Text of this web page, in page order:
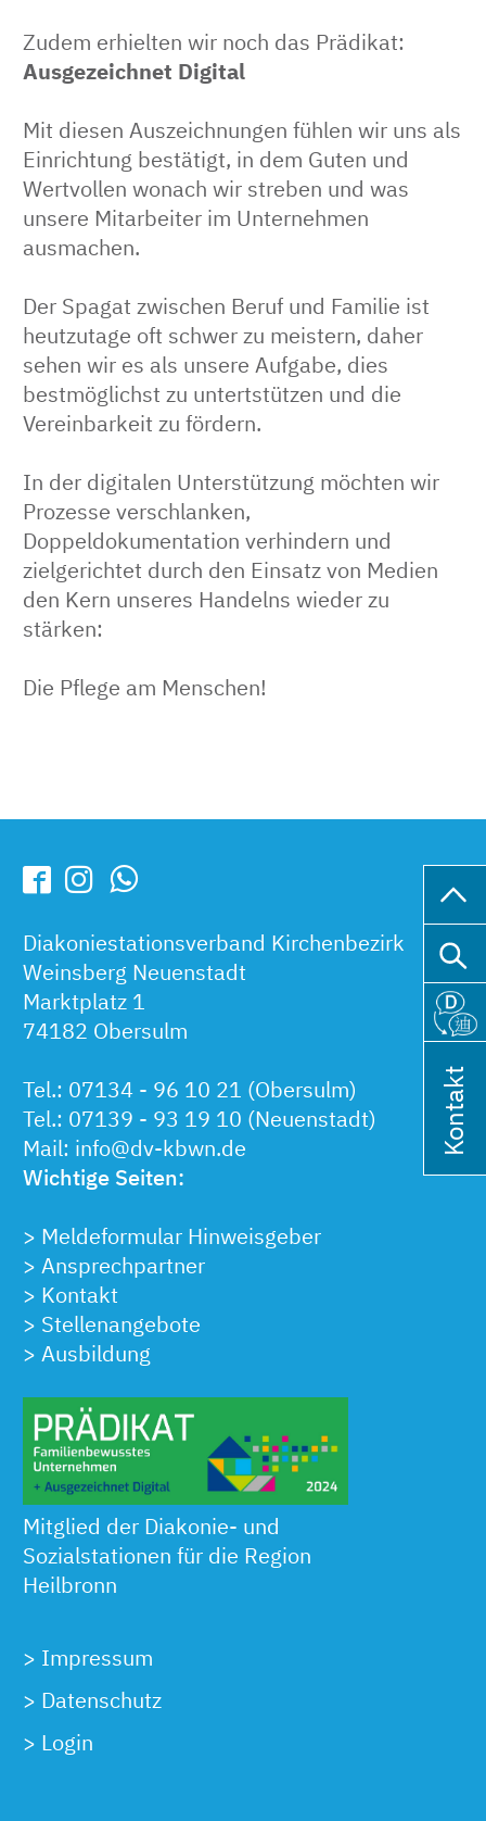
Zudem erhielten wir noch das Prädikat:
Ausgezeichnet Digital
Mit diesen Auszeichnungen fühlen wir uns als
Einrichtung bestätigt, in dem Guten und
Wertvollen wonach wir streben und was
unsere Mitarbeiter im Unternehmen
ausmachen.
Der Spagat zwischen Beruf und Familie ist
heutzutage oft schwer zu meistern, daher
sehen wir es als unsere Aufgabe, dies
bestmöglichst zu untertstützen und die
Vereinbarkeit zu fördern.
In der digitalen Unterstützung möchten wir
Prozesse verschlanken,
Doppeldokumentation verhindern und
zielgerichtet durch den Einsatz von Medien
den Kern unseres Handelns wieder zu
stärken:
Die Pflege am Menschen!
Diakoniestationsverband Kirchenbezirk
Weinsberg Neuenstadt
Marktplatz 1
74182 Obersulm
Tel.: 07134 - 96 10 21 (Obersulm)
Tel.: 07139 - 93 19 10 (Neuenstadt)
Mail: info@dv-kbwn.de
Wichtige Seiten:
> Meldeformular Hinweisgeber
> Ansprechpartner
> Kontakt
> Stellenangebote
> Ausbildung
Mitglied der Diakonie- und
Sozialstationen für die Region
Heilbronn
> Impressum
> Datenschutz
> Login
Kontakt